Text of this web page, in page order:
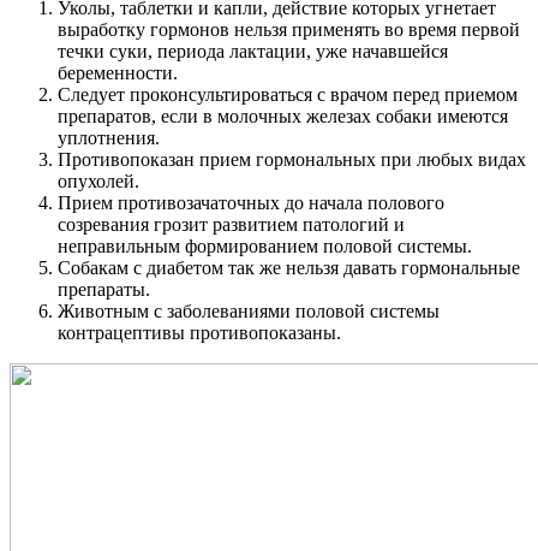
Уколы, таблетки и капли, действие которых угнетает
выработку гормонов нельзя применять во время первой
течки суки, периода лактации, уже начавшейся
беременности.
Следует проконсультироваться с врачом перед приемом
препаратов, если в молочных железах собаки имеются
уплотнения.
Противопоказан прием гормональных при любых видах
опухолей.
Прием противозачаточных до начала полового
созревания грозит развитием патологий и
неправильным формированием половой системы.
Собакам с диабетом так же нельзя давать гормональные
препараты.
Животным с заболеваниями половой системы
контрацептивы противопоказаны.